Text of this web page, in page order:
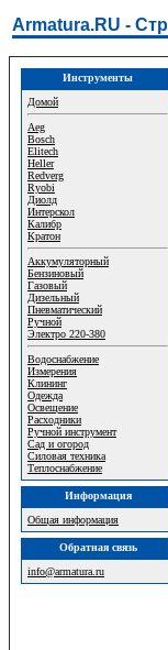
Armatura.RU -
Инструменты
Домой
Aeg
Bosch
Elitech
Heller
Redverg
Ryobi
Диолд
Интерскол
Калибр
Кратон
Аккумуляторный
Бензиновый
Газовый
Дизельный
Пневматический
Ручной
Электро 220-380
Водоснабжение
Измерения
Клининг
Одежда
Освещение
Расходники
Ручной инструмент
Сад и огород
Силовая техника
Теплоснабжение
Информация
Общая информация
Обратная связь
info@armatura.ru